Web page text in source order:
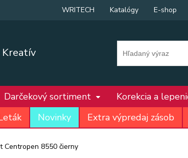
Kreatív
WRITECH Katalógy E-shop
Darčekový sortiment Korekcia a
Novinky Extra výpredaj zásob
Centropen 8550 čierny